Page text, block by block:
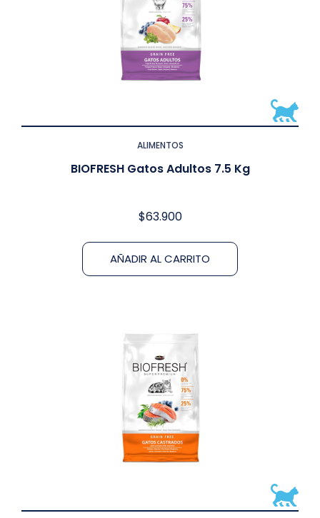
ALIMENTOS
BIOFRESH Gatos Adultos 7.5 Kg
$63.900
AÑADIR AL CARRITO